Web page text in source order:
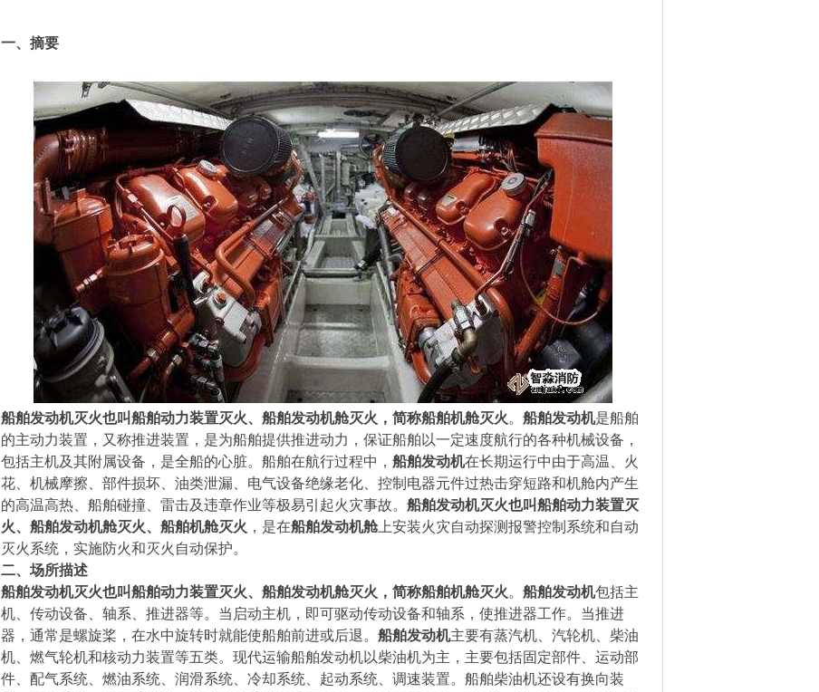
一、摘要
船舶发动机灭火也叫船舶动力装置灭火、船舶发动机舱灭火，简称船舶机舱灭火。 船舶发动机是船舶
的主动力装置，又称推进装置，是为船舶提供推进动力，保证船舶以一定速度航行的各种机械设备，
包括主机及其附属设备，是全船的心脏。船舶在航行过程中， 船舶发动机在长期运行中由于高温、火
花、机械摩擦、部件损坏、油类泄漏、电气设备绝缘老化、控制电器元件过热击穿短路和机舱内产生
的高温高热、船舶碰撞、雷击及违章作业等极易引起火灾事故。 船舶发动机灭火也叫船舶动力装置灭
火、船舶发动机舱灭火、船舶机舱灭火 ，是在船舶发动机舱上安装火灾自动探测报警控制系统和自动
灭火系统，实施防火和灭火自动保护。
二、场所描述
船舶发动机灭火也叫船舶动力装置灭火、船舶发动机舱灭火，简称船舶机舱灭火。 船舶发动机包括主
机、传动设备、轴系、推进器等。当启动主机，即可驱动传动设备和轴系，使推进器工作。当推进
器，通常是螺旋桨，在水中旋转时就能使船舶前进或后退。 船舶发动机主要有蒸汽机、汽轮机、柴油
机、燃气轮机和核动力装置等五类。现代运输船舶发动机以柴油机为主，主要包括固定部件、运动部
件、配气系统、燃油系统、润滑系统、冷却系统、起动系统、调速装置。船舶柴油机还设有换向装